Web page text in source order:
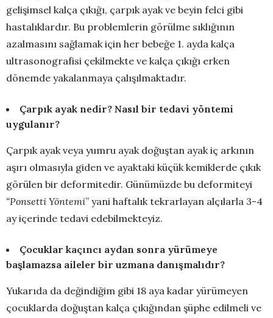
gelişimsel kalça çıkığı, çarpık ayak ve beyin felci gibi
hastalıklardır. Bu problemlerin görülme sıklığının
azalmasını sağlamak için her bebeğe 1. ayda kalça
ultrasonografisi çekilmekte ve kalça çıkığı erken
dönemde yakalanmaya çalışılmaktadır.
Çarpık ayak nedir? Nasıl bir tedavi yöntemi
uygulanır?
Çarpık ayak veya yumru ayak doğuştan ayak iç arkının
aşırı olmasıyla giden ve ayaktaki küçük kemiklerde çıkık
görülen bir deformitedir. Günümüzde bu deformiteyi
“Ponsetti Yöntemi” yani haftalık tekrarlayan alçılarla 3-4
ay içerinde tedavi edebilmekteyiz.
Çocuklar kaçıncı aydan sonra yürümeye
başlamazsa aileler bir uzmana danışmalıdır?
Yukarıda da değindiğim gibi 18 aya kadar yürümeyen
çocuklarda doğuştan kalça çıkığından şüphe edilmeli ve